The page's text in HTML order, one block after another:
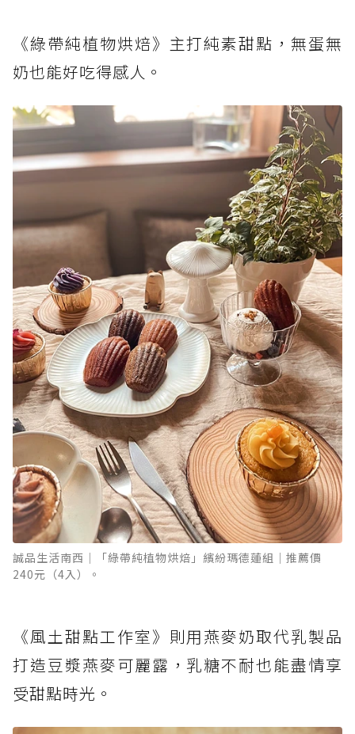
《綠帶純植物烘焙》主打純素甜點，無蛋無
奶也能好吃得感人。
誠品生活南西│「綠帶純植物烘焙」繽紛瑪德蓮組│推薦價
240元（4入）。
《風土甜點工作室》則用燕麥奶取代乳製品
打造豆漿燕麥可麗露，乳糖不耐也能盡情享
受甜點時光。